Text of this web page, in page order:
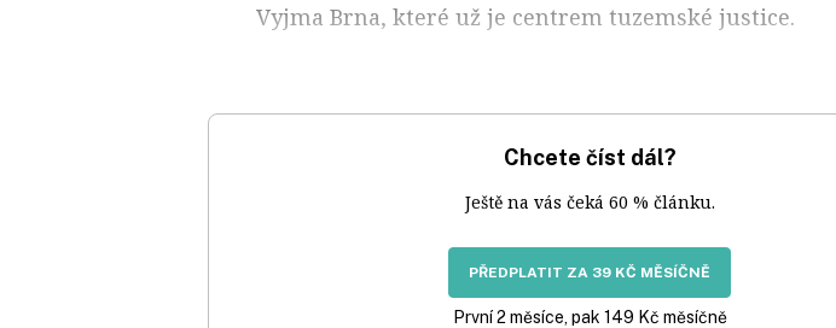
Vyjma Brna, které už je centrem tuzemské justice.
Chcete číst dál?
Ještě na vás čeká 60 % článku.
PŘEDPLATIT ZA 39 KČ MĚSÍČNĚ
První 2 měsíce, pak 149 Kč měsíčně